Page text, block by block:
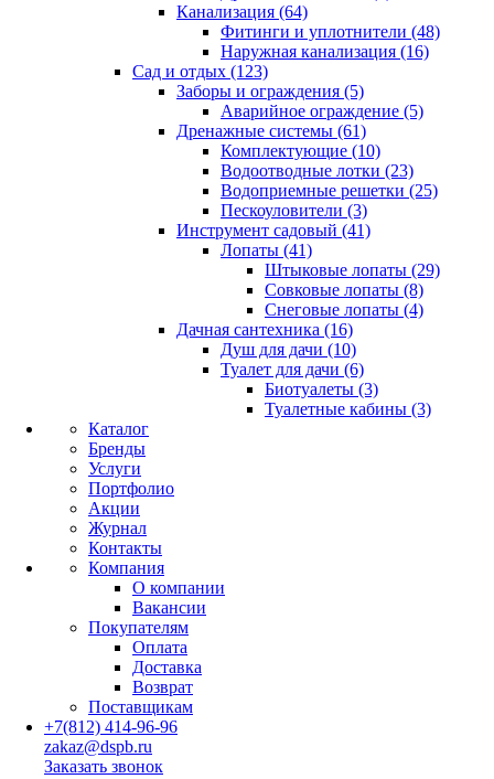
Канализация (64)
Фитинги и уплотнители (48)
Наружная канализация (16)
Сад и отдых (123)
Заборы и ограждения (5)
Аварийное ограждение (5)
Дренажные системы (61)
Комплектующие (10)
Водоотводные лотки (23)
Водоприемные решетки (25)
Пескоуловители (3)
Инструмент садовый (41)
Лопаты (41)
Штыковые лопаты (29)
Совковые лопаты (8)
Снеговые лопаты (4)
Дачная сантехника (16)
Душ для дачи (10)
Туалет для дачи (6)
Биотуалеты (3)
Туалетные кабины (3)
Каталог
Бренды
Услуги
Портфолио
Акции
Журнал
Контакты
Компания
О компании
Вакансии
Покупателям
Оплата
Доставка
Возврат
Поставщикам
+7(812) 414-96-96
zakaz@dspb.ru
Заказать звонок